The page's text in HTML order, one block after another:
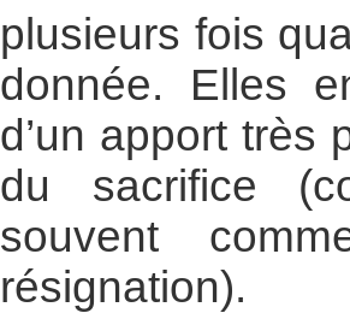
plusieurs fois
donnée. Elles
d’un apport très
du sacrifice
souvent
résignation).